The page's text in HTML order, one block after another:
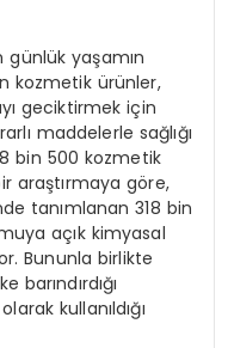
günlük yaşamın
kozmetik ürünler,
geciktirmek için
maddelerle sağlığı
bin 500 kozmetik
araştırmaya göre,
tanımlanan 318 bin
açık kimyasal
Bununla birlikte
kullanıldığı